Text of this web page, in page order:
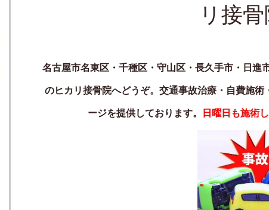
リ接
名古屋市名東区・千種区・守山区・長久手市・日進
のヒカリ接骨院へどうぞ。交通事故治療・自費施
ージを提供しております。
日曜日も施術